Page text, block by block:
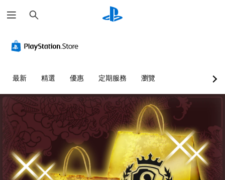
尋
最新 精選 優惠 定期服務 瀏覽